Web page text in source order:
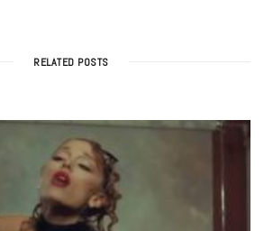
RELATED POSTS